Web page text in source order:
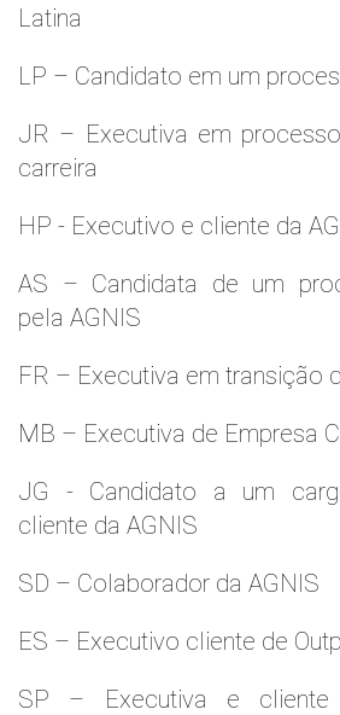
Latina
LP – Candidato em um
JR – Executiva em
carreira
HP - Executivo e cliente da
AS – Candidata de um
pela AGNIS
FR – Executiva em transição
MB – Executiva de Empresa
JG - Candidato a um
cliente da AGNIS
SD – Colaborador da AGNIS
ES – Executivo cliente de
SP – Executiva e cliente